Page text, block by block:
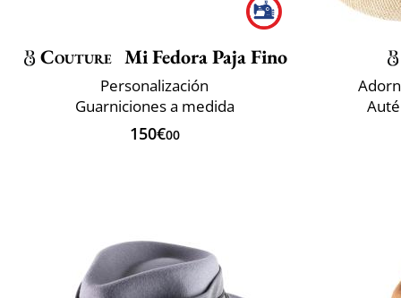
Couture Mi Fedora Paja Fino
Personalización
Guarniciones a medida
150€00